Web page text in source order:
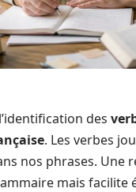
des
. Les verbes
nos phrases. Une
mais facilite